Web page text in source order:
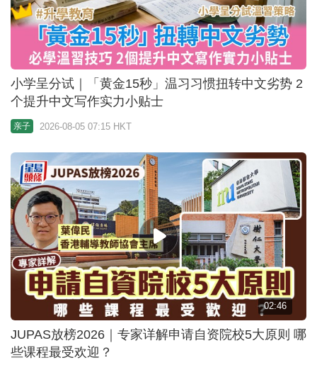
小学呈分试｜「黄金15秒」温习习惯扭转中文劣势 2
个提升中文写作实力小贴士
亲子 2026-08-05 07:15 HKT
02:46
JUPAS放榜2026｜专家详解申请自资院校5大原则 哪
些课程最受欢迎？